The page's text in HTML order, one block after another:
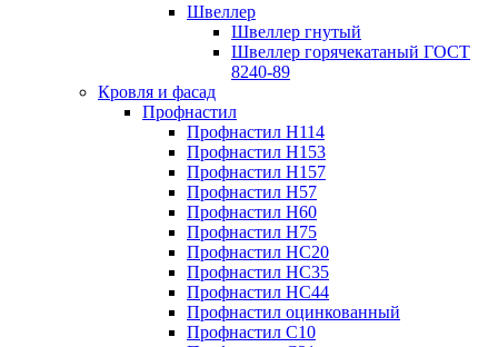
Швеллер
Швеллер гнутый
Швеллер горячекатаный ГОСТ
8240-89
Кровля и фасад
Профнастил
Профнастил Н114
Профнастил Н153
Профнастил Н157
Профнастил Н57
Профнастил Н60
Профнастил Н75
Профнастил НС20
Профнастил НС35
Профнастил НС44
Профнастил оцинкованный
Профнастил С10